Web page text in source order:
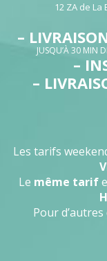
12 ZA de
–
JUSQU’À 30 MIN
–
–
Les tarifs
Le même tarif
Pour